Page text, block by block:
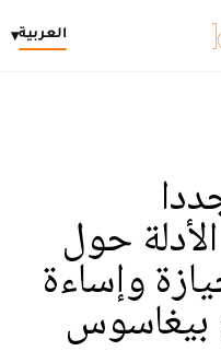
العربية▾
حول
وإساءة
بيغاسوس